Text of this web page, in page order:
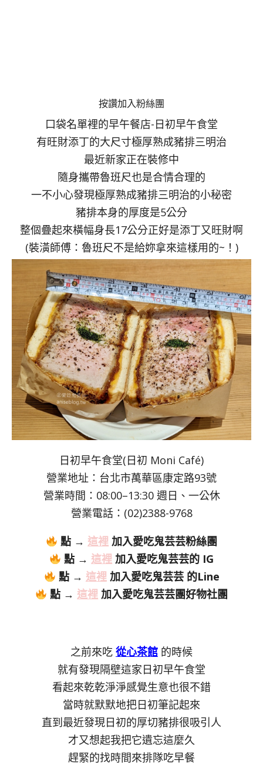
按讚加入粉絲團
口袋名單裡的早午餐店-日初早午食堂
有旺財添丁的大尺寸極厚熟成豬排三明治
最近新家正在裝修中
隨身攜帶魯班尺也是合情合理的
一不小心發現極厚熟成豬排三明治的小秘密
豬排本身的厚度是5公分
整個疊起來橫幅身長17公分正好是添丁又旺財啊
(裝潢師傅：魯班尺不是給妳拿來這樣用的~！)
日初早午食堂(日初 Moni Café)
營業地址：台北市萬華區康定路93號
營業時間：08:00–13:30 週日、一公休
營業電話：(02)2388-9768
點 → 這裡 加入愛吃鬼芸芸粉絲團
點 → 這裡 加入愛吃鬼芸芸的 IG
點 → 這裡加入愛吃鬼芸芸 的Line
點 → 這裡 加入愛吃鬼芸芸團好物社團
之前來吃 從心茶館 的時候
就有發現隔壁這家日初早午食堂
看起來乾乾淨淨感覺生意也很不錯
當時就默默地把日初筆記起來
直到最近發現日初的厚切豬排很吸引人
才又想起我把它遺忘這麼久
趕緊的找時間來排隊吃早餐